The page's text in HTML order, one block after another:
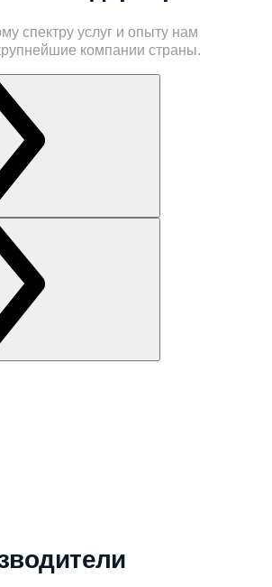
спектру услуг и опыту нам
компании страны.